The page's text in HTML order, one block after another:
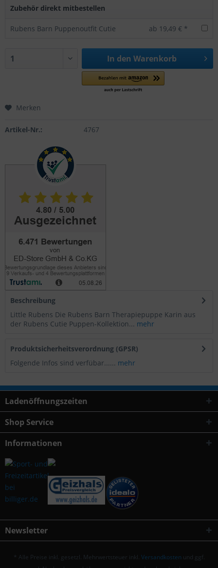
Zubehör direkt mitbestellen
Rubens Barn Puppenoutfit Cutie ab 19,49 € *
In den Warenkorb
Merken
Artikel-Nr.: 4767
Beschreibung
Little Rubens Die Rubens Barn Therapiepuppe Karin aus
der Rubens Cutie Puppen-Kollektion... mehr
Produktsicherheitsverordnung (GPSR)
Folgende Infos sind verfübar...... mehr
Ladenöffnungszeiten
Shop Service
Informationen
Newsletter
* Alle Preise inkl. gesetzl. Mehrwertsteuer inkl. Versandkosten und ggf.